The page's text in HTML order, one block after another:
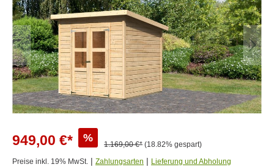
949,00 €* %
1.169,00 €* (18.82% gespart)
Preise inkl. 19% MwSt. | Zahlungsarten | Lieferung und Abholung